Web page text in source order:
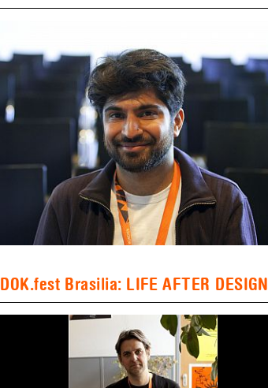
DOK.fest Brasilia: LIFE AFTER DESIGN